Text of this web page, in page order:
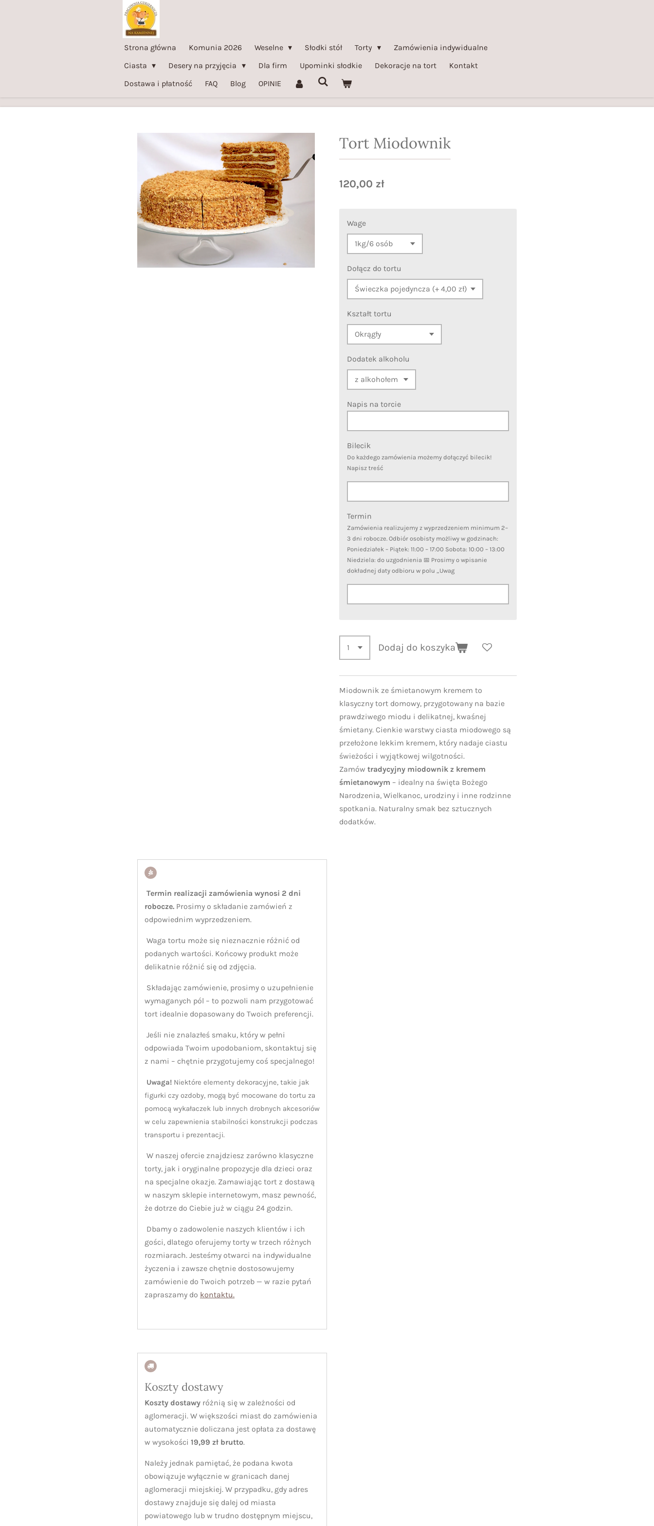
Strona główna Komunia 2026 Weselne Słodki stół Torty
Zamówienia indywidualne
Ciasta
Desery na przyjęcia Dla firm Upominki słodkie Dekoracje na tort
Kontakt
Dostawa i płatność
FAQ Blog OPINIE
Tort Miodownik
120,00 zł
Wage
Dołącz do tortu
Kształt tortu
Dodatek alkoholu
Napis na torcie
Bilecik
Do każdego zamówienia możemy dołączyć bilecik!
Napisz treść
Termin
Zamówienia realizujemy z wyprzedzeniem minimum 2–
3 dni robocze. Odbiór osobisty możliwy w godzinach:
Poniedziałek – Piątek: 11:00 – 17:00 Sobota: 10:00 – 13:00
Niedziela: do uzgodnienia 📅 Prosimy o wpisanie
dokładnej daty odbioru w polu „Uwag
Dodaj do koszyka
Miodownik ze śmietanowym kremem to
klasyczny tort domowy, przygotowany na bazie
prawdziwego miodu i delikatnej, kwaśnej
śmietany. Cienkie warstwy ciasta miodowego są
przełożone lekkim kremem, który nadaje ciastu
świeżości i wyjątkowej wilgotności.
Zamów tradycyjny miodownik z kremem
śmietanowym – idealny na święta Bożego
Narodzenia, Wielkanoc, urodziny i inne rodzinne
spotkania. Naturalny smak bez sztucznych
dodatków.
Termin realizacji zamówienia wynosi 2 dni
robocze. Prosimy o składanie zamówień z
odpowiednim wyprzedzeniem.
Waga tortu może się nieznacznie różnić od
podanych wartości. Końcowy produkt może
delikatnie różnić się od zdjęcia.
Składając zamówienie, prosimy o uzupełnienie
wymaganych pól – to pozwoli nam przygotować
tort idealnie dopasowany do Twoich preferencji.
Jeśli nie znalazłeś smaku, który w pełni
odpowiada Twoim upodobaniom, skontaktuj się
z nami – chętnie przygotujemy coś specjalnego!
Uwaga! Niektóre elementy dekoracyjne, takie jak
figurki czy ozdoby, mogą być mocowane do tortu za
pomocą wykałaczek lub innych drobnych akcesoriów
w celu zapewnienia stabilności konstrukcji podczas
transportu i prezentacji.
W naszej ofercie znajdziesz zarówno klasyczne
torty, jak i oryginalne propozycje dla dzieci oraz
na specjalne okazje. Zamawiając tort z dostawą
w naszym sklepie internetowym, masz pewność,
że dotrze do Ciebie już w ciągu 24 godzin.
Dbamy o zadowolenie naszych klientów i ich
gości, dlatego oferujemy torty w trzech różnych
rozmiarach. Jesteśmy otwarci na indywidualne
życzenia i zawsze chętnie dostosowujemy
zamówienie do Twoich potrzeb — w razie pytań
zapraszamy do kontaktu.
Koszty dostawy
Koszty dostawy różnią się w zależności od
aglomeracji. W większości miast do zamówienia
automatycznie doliczana jest opłata za dostawę
w wysokości 19,99 zł brutto.
Należy jednak pamiętać, że podana kwota
obowiązuje wyłącznie w granicach danej
aglomeracji miejskiej. W przypadku, gdy adres
dostawy znajduje się dalej od miasta
powiatowego lub w trudno dostępnym miejscu,